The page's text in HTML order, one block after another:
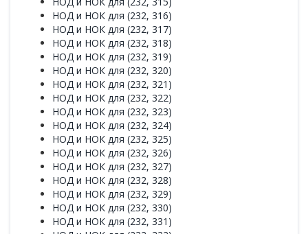
НОД и НОК для (232, 316)
НОД и НОК для (232, 317)
НОД и НОК для (232, 318)
НОД и НОК для (232, 319)
НОД и НОК для (232, 320)
НОД и НОК для (232, 321)
НОД и НОК для (232, 322)
НОД и НОК для (232, 323)
НОД и НОК для (232, 324)
НОД и НОК для (232, 325)
НОД и НОК для (232, 326)
НОД и НОК для (232, 327)
НОД и НОК для (232, 328)
НОД и НОК для (232, 329)
НОД и НОК для (232, 330)
НОД и НОК для (232, 331)